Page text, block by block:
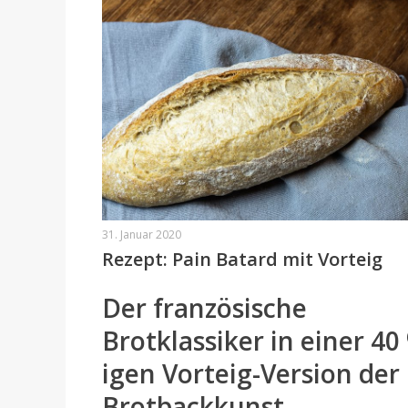
31. Januar 2020
Rezept: Pain Batard mit Vorteig
Der französische
Brotklassiker in einer 40
igen Vorteig-Version der